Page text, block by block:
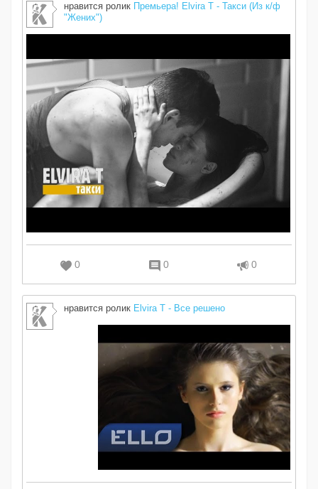
нравится ролик Премьера! Elvira T - Такси (Из к/ф
"Жених")
0 0 0
нравится ролик Elvira T - Все решено